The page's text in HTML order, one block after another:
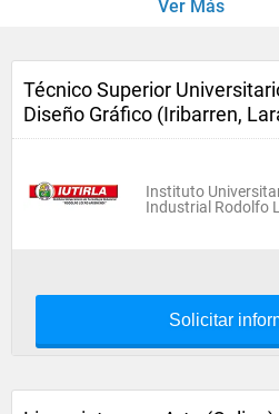
Ver Más
Técnico Superior
Diseño Gráfico (Iribarren,
Instituto
Industrial Rodolfo
Solicitar